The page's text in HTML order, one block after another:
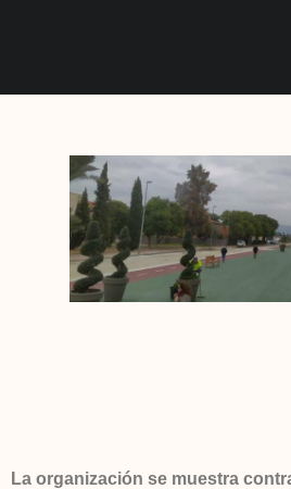
La organización se muestra